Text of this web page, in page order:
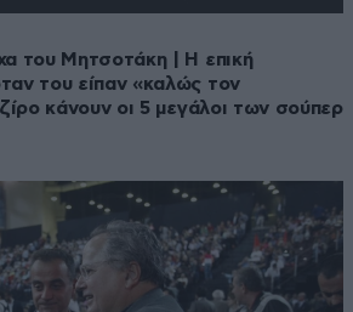
του Μητσοτάκη | Η επική
του είπαν «καλώς τον
κάνουν οι 5 μεγάλοι των σούπερ